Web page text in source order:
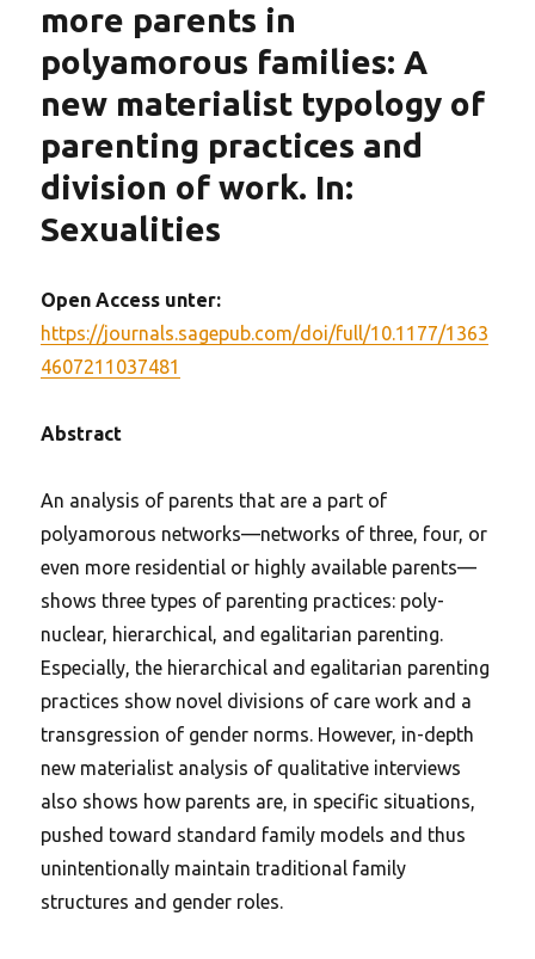
more parents in
polyamorous families: A
new materialist typology of
parenting practices and
division of work. In:
Sexualities
Open Access unter:
https://journals.sagepub.com/doi/full/10.1177/1363
4607211037481
Abstract
An analysis of parents that are a part of
polyamorous networks—networks of three, four, or
even more residential or highly available parents—
shows three types of parenting practices: poly-
nuclear, hierarchical, and egalitarian parenting.
Especially, the hierarchical and egalitarian parenting
practices show novel divisions of care work and a
transgression of gender norms. However, in-depth
new materialist analysis of qualitative interviews
also shows how parents are, in specific situations,
pushed toward standard family models and thus
unintentionally maintain traditional family
structures and gender roles.